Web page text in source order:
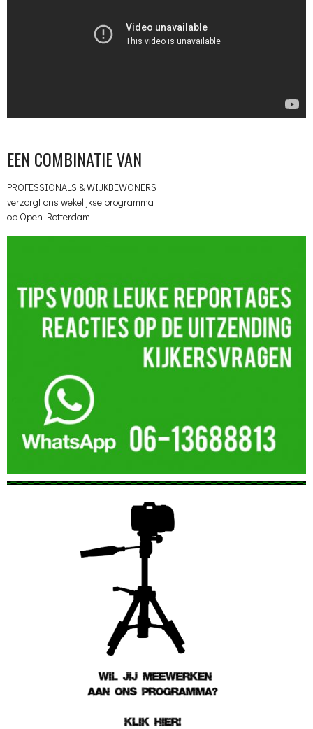
EEN COMBINATIE VAN
PROFESSIONALS & WIJKBEWONERS
verzorgt ons wekelijkse programma
op Open Rotterdam